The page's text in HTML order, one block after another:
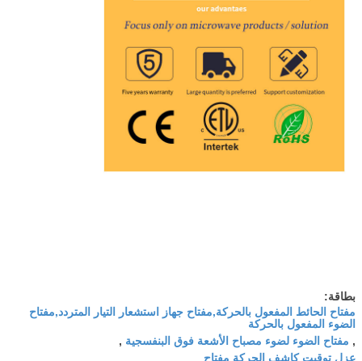
بطاقة:
مفتاح الحائط المفعول بالحركة,مفتاح جهاز استشعار التيار المتردد,مفتاح
الضوء المفعول بالحركة
, مفتاح الضوء لضوء مصباح الأشعة فوق البنفسجية ,
عزل توقيت كاشف الحركة مفتاح